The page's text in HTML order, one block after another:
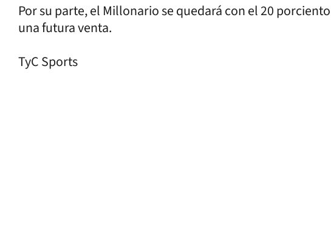
Por su parte, el Millonario se quedará con el 20
una futura venta.
TyC Sports